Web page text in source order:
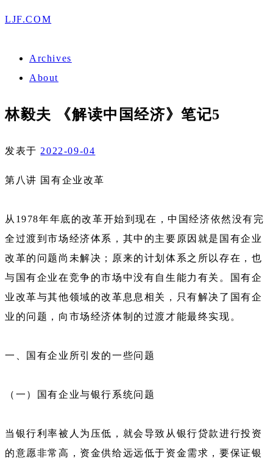
LJF.COM
Archives
About
林毅夫 《解读中国经济》笔记5
发表于 2022-09-04
第八讲 国有企业改革
从1978年年底的改革开始到现在，中国经济依然没有完
全过渡到市场经济体系，其中的主要原因就是国有企业
改革的问题尚未解决；原来的计划体系之所以存在，也
与国有企业在竞争的市场中没有自生能力有关。国有企
业改革与其他领域的改革息息相关，只有解决了国有企
业的问题，向市场经济体制的过渡才能最终实现。
一、国有企业所引发的一些问题
（一）国有企业与银行系统问题
当银行利率被人为压低，就会导致从银行贷款进行投资
的意愿非常高，资金供给远远低于资金需求，要保证银